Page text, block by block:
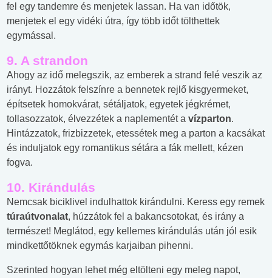
fel egy tandemre és menjetek lassan. Ha van időtök,
menjetek el egy vidéki útra, így több időt tölthettek
egymással.
9. A strandon
Ahogy az idő melegszik, az emberek a strand felé veszik az
irányt. Hozzátok felszínre a bennetek rejlő kisgyermeket,
építsetek homokvárat, sétáljatok, egyetek jégkrémet,
tollasozzatok, élvezzétek a naplementét a vízparton.
Hintázzatok, frizbizzetek, etessétek meg a parton a kacsákat
és induljatok egy romantikus sétára a fák mellett, kézen
fogva.
10. Kirándulás
Nemcsak biciklivel indulhattok kirándulni. Keress egy remek
túraútvonalat, húzzátok fel a bakancsotokat, és irány a
természet! Meglátod, egy kellemes kirándulás után jól esik
mindkettőtöknek egymás karjaiban pihenni.
Szerinted hogyan lehet még eltölteni egy meleg napot,